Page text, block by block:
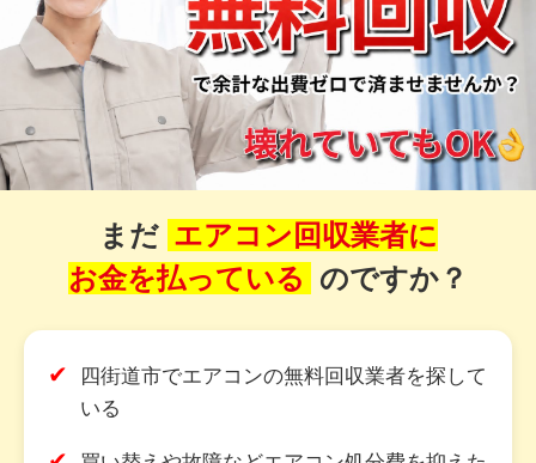
まだ エアコン回収業者に
お金を払っている のですか？
✔
四街道市でエアコンの無料回収業者を探して
いる